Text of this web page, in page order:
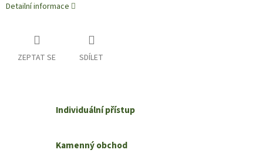
Detailní informace
ZEPTAT SE SDÍLET
Individuální přístup
Kamenný obchod